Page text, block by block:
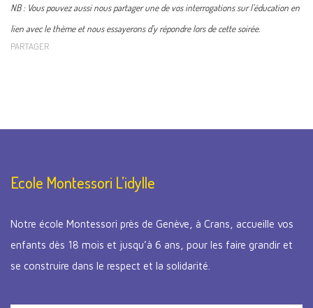
NB : Vous pouvez aussi nous partager une de vos interrogations sur l’éducation en
lien avec le thème et nous essayerons d’y répondre lors de cette soirée.
PARTAGER
Ecole Montessori L’idylle
Notre école Montessori près de Genève, à Crans, accueille vos
enfants dès 18 mois et jusqu’à 6 ans, pour les faire grandir et
se construire dans le respect et la solidarité.